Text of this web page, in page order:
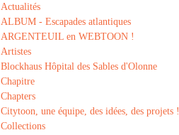
Actualités
ALBUM - Escapades atlantiques
ARGENTEUIL en WEBTOON !
Artistes
Blockhaus Hôpital des Sables d'Olonne
Chapitre
Chapters
Citytoon, une équipe, des idées, des projets !
Collections